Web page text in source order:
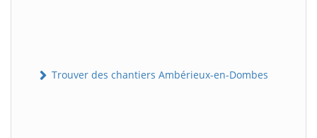
Trouver des chantiers Ambérieux-en-Dombes